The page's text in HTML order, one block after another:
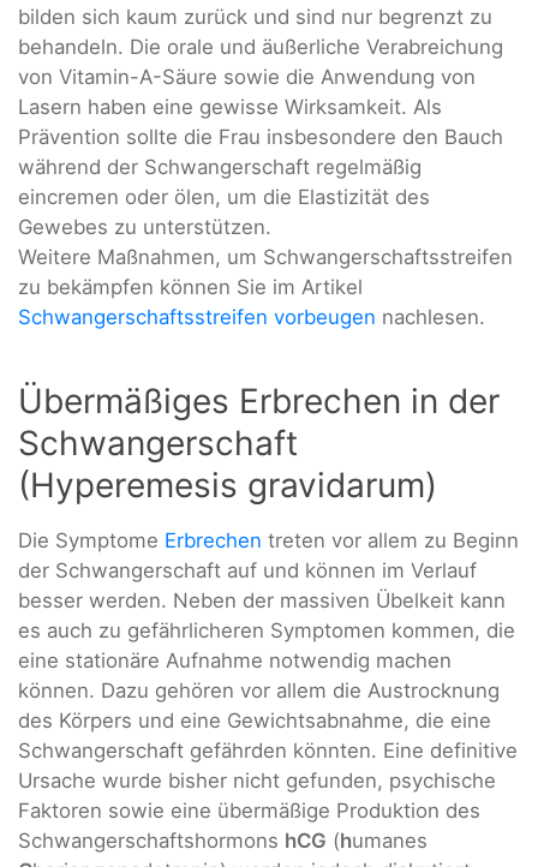
bilden sich kaum zurück und sind nur begrenzt zu
behandeln. Die orale und äußerliche Verabreichung
von Vitamin-A-Säure sowie die Anwendung von
Lasern haben eine gewisse Wirksamkeit. Als
Prävention sollte die Frau insbesondere den Bauch
während der Schwangerschaft regelmäßig
eincremen oder ölen, um die Elastizität des
Gewebes zu unterstützen.
Weitere Maßnahmen, um Schwangerschaftsstreifen
zu bekämpfen können Sie im Artikel
Schwangerschaftsstreifen vorbeugen nachlesen.
Übermäßiges Erbrechen in der
Schwangerschaft
(Hyperemesis gravidarum)
Die Symptome Erbrechen treten vor allem zu Beginn
der Schwangerschaft auf und können im Verlauf
besser werden. Neben der massiven Übelkeit kann
es auch zu gefährlicheren Symptomen kommen, die
eine stationäre Aufnahme notwendig machen
können. Dazu gehören vor allem die Austrocknung
des Körpers und eine Gewichtsabnahme, die eine
Schwangerschaft gefährden könnten. Eine definitive
Ursache wurde bisher nicht gefunden, psychische
Faktoren sowie eine übermäßige Produktion des
Schwangerschaftshormons hCG (humanes